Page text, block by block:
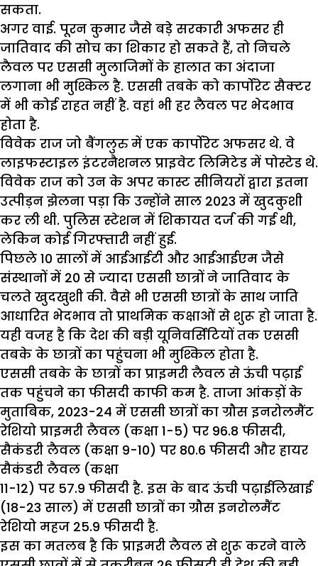
सकता.
अगर वाई. पूरन कुमार जैसे बड़े सरकारी अफसर ही
जातिवाद की सोच का शिकार हो सकते हैं, तो निचले
लैवल पर एससी मुलाजिमों के हालात का अंदाजा
लगाना भी मुश्किल है. एससी तबके को कार्पोरेट सैक्टर
में भी कोई राहत नहीं है. वहां भी हर लैवल पर भेदभाव
होता है.
विवेक राज जो बैंगलुरु में एक कार्पोरेट अफसर थे. वे
लाइफस्टाइल इंटरनैशनल प्राइवेट लिमिटेड में पोस्टेड थे.
विवेक राज को उन के अपर कास्ट सीनियरों द्वारा इतना
उत्पीड़न झेलना पड़ा कि उन्होंने साल 2023 में खुदकुशी
कर ली थी. पुलिस स्टेशन में शिकायत दर्ज की गई थी,
लेकिन कोई गिरफ्तारी नहीं हुई.
पिछले 10 सालों में आईआईटी और आईआईएम जैसे
संस्थानों में 20 से ज्यादा एससी छात्रों ने जातिवाद के
चलते खुदखुशी की. वैसे भी एससी छात्रों के साथ जाति
आधारित भेदभाव तो प्राथमिक कक्षाओं से शुरू हो जाता है.
यही वजह है कि देश की बड़ी यूनिवर्सिटियों तक एससी
तबके के छात्रों का पहुंचना भी मुश्किल होता है.
एससी तबके के छात्रों का प्राइमरी लैवल से ऊंची पढ़ाई
तक पहुंचने का फीसदी काफी कम है. ताजा आंकड़ों के
मुताबिक, 2023-24 में एससी छात्रों का ग्रौस इनरोलमैंट
रेशियो प्राइमरी लैवल (कक्षा 1-5) पर 96.8 फीसदी,
सैकंडरी लैवल (कक्षा 9-10) पर 80.6 फीसदी और हायर
सैकंडरी लैवल (कक्षा
11-12) पर 57.9 फीसदी है. इस के बाद ऊंची पढ़ाईलिखाई
(18-23 साल) में एससी छात्रों का ग्रौस इनरोलमैंट
रेशियो महज 25.9 फीसदी है.
इस का मतलब है कि प्राइमरी लैवल से शुरू करने वाले